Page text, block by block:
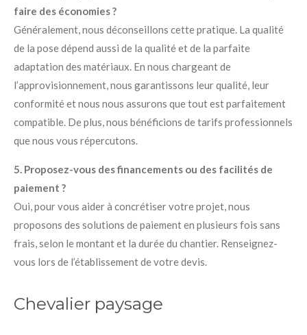
faire des économies ?
Généralement, nous déconseillons cette pratique. La qualité
de la pose dépend aussi de la qualité et de la parfaite
adaptation des matériaux. En nous chargeant de
l’approvisionnement, nous garantissons leur qualité, leur
conformité et nous nous assurons que tout est parfaitement
compatible. De plus, nous bénéficions de tarifs professionnels
que nous vous répercutons.
5. Proposez-vous des financements ou des facilités de
paiement ?
Oui, pour vous aider à concrétiser votre projet, nous
proposons des solutions de paiement en plusieurs fois sans
frais, selon le montant et la durée du chantier. Renseignez-
vous lors de l’établissement de votre devis.
Chevalier paysage